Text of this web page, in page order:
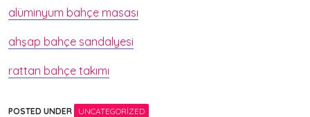
alüminyum bahçe masası
ahşap bahçe sandalyesi
rattan bahçe takımı
POSTED UNDER UNCATEGORIZED